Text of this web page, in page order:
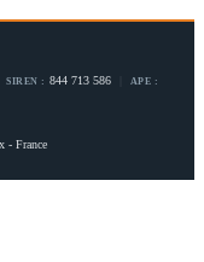
SIREN : 844 713 586 APE :
- France